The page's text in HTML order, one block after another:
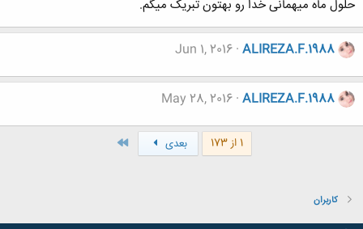
حلول ماه میهمانی خدا رو بهتون تبریک میگم.
ALIREZA.F.1988
Jun 1, 2016
ALIREZA.F.1988
May 28, 2016
1 از 173 بعدی
کاربران